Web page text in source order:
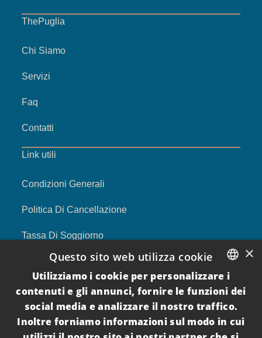
ThePuglia
Chi Siamo
Servizi
Faq
Contatti
Link utili
Condizioni Generali
Politica Di Cancellazione
Tassa Di Soggiorno
Privacy Policy
Cookie Policy
Per I Proprietari
ENGLISH
×
Questo sito web utilizza cookie
Utilizziamo i cookie per personalizzare i
contenuti e gli annunci, fornire le funzioni dei
social media e analizzare il nostro traffico.
Inoltre forniamo informazioni sul modo in cui